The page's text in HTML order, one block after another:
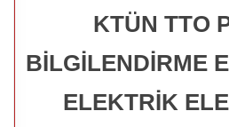
KTÜN TTO
BİLGİLENDİRME
ELEKTRİK